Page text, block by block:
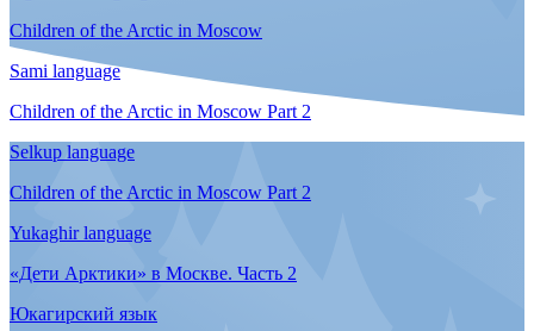
«Дети Арктики» в Москве
Хантыйский язык
«Дети Арктики» в Москве
Нганасанский язык
«Дети Арктики» в Москве. Часть 2
Хантыйский язык
«Дети Арктики» в Москве
Вепсский язык